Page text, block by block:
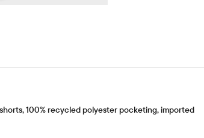
100% recycled polyester pocketing, imported